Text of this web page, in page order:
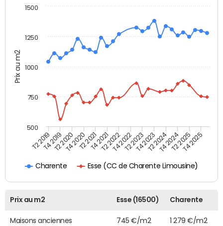
Prix au m2
Charente Esse (CC de Charente Limousine)
T2 2019T4 2019T2 2020T4 2020T2 2021T4 2021T2 2022T4 2022T2 2023T4 2023T2 2024T4 2024T2 2025T4 2025
500
750
1000
1250
1500
Prix au m2 Esse (16500) Charente
Maisons anciennes 745 €/m2 1 279 €/m2